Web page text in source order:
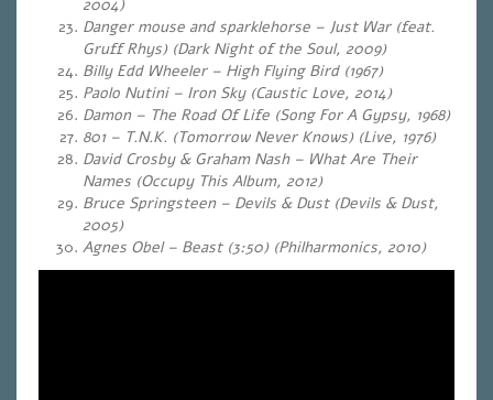
2004)
Danger mouse and sparklehorse – Just War (feat.
Gruff Rhys) (Dark Night of the Soul, 2009)
Billy Edd Wheeler – High Flying Bird (1967)
Paolo Nutini – Iron Sky (Caustic Love, 2014)
Damon – The Road Of Life (Song For A Gypsy, 1968)
801 – T.N.K. (Tomorrow Never Knows) (Live, 1976)
David Crosby & Graham Nash – What Are Their
Names (Occupy This Album, 2012)
Bruce Springsteen – Devils & Dust (Devils & Dust,
2005)
Agnes Obel – Beast (3:50) (Philharmonics, 2010)